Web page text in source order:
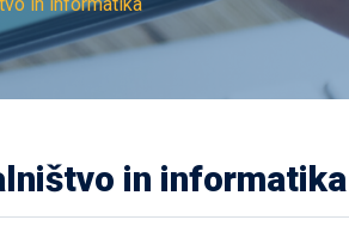
in informatika